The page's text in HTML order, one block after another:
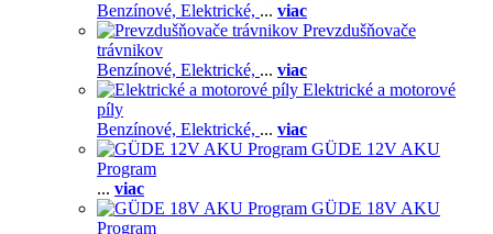
Benzínové, Elektrické, ... viac
Prevzdušňovače
trávnikov
Benzínové, Elektrické, ... viac
Elektrické a motorové
píly
Benzínové, Elektrické, ... viac
GÜDE 12V AKU
Program
... viac
GÜDE 18V AKU
Program